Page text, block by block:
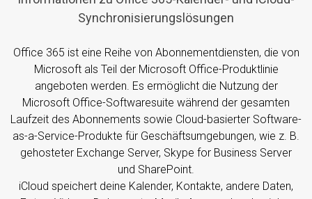
Synchronisierungslösungen
Office 365 ist eine Reihe von Abonnementdiensten, die von
Microsoft als Teil der Microsoft Office-Produktlinie
angeboten werden. Es ermöglicht die Nutzung der
Microsoft Office-Softwaresuite während der gesamten
Laufzeit des Abonnements sowie Cloud-basierter Software-
as-a-Service-Produkte für Geschäftsumgebungen, wie z. B.
gehosteter Exchange Server, Skype for Business Server
und SharePoint.
iCloud speichert deine Kalender, Kontakte, andere Daten,